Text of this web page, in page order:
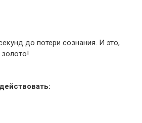
до потери сознания. И это,